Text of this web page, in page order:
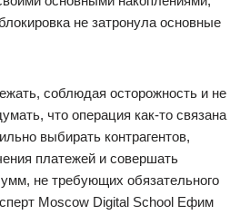
не затронула основные
соблюдая осторожность и не
что операция как-то связана
выбирать контрагентов,
платежей и совершать
не требующих обязательного
Moscow Digital School Ефим